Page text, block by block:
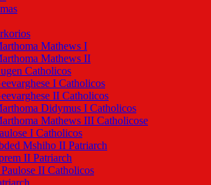
Mathews I
Mathews II
Catholicos
I Catholicos
II Catholicos
Didymus I Catholicos
Mathews III Catholicose
I Catholicos
Mshiho II Patriarch
II Patriarch
II Catholicos